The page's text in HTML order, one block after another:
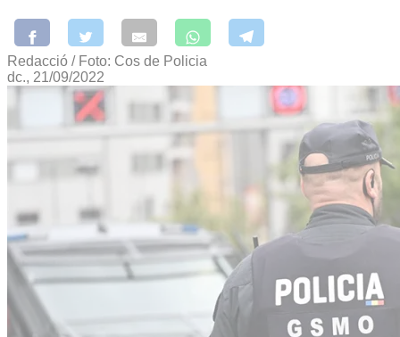
Redacció / Foto: Cos de Policia
dc., 21/09/2022